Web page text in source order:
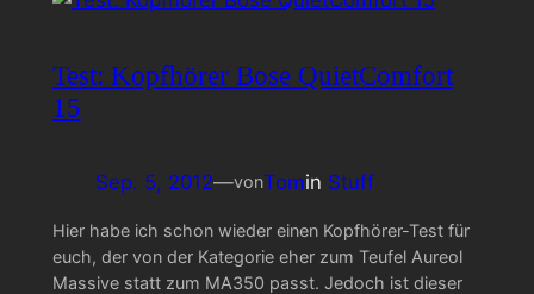
Test: Kopfhörer Bose QuietComfort
15
Sep. 5, 2012—vonTomin Stuff
Hier habe ich schon wieder einen Kopfhörer-Test für
euch, der von der Kategorie eher zum Teufel Aureol
Massive statt zum MA350 passt. Jedoch ist dieser